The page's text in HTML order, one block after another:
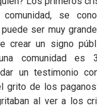
comunidad, se
ser muy
crear un signo
comunidad es
un testimonio
grito de los
al ver a los